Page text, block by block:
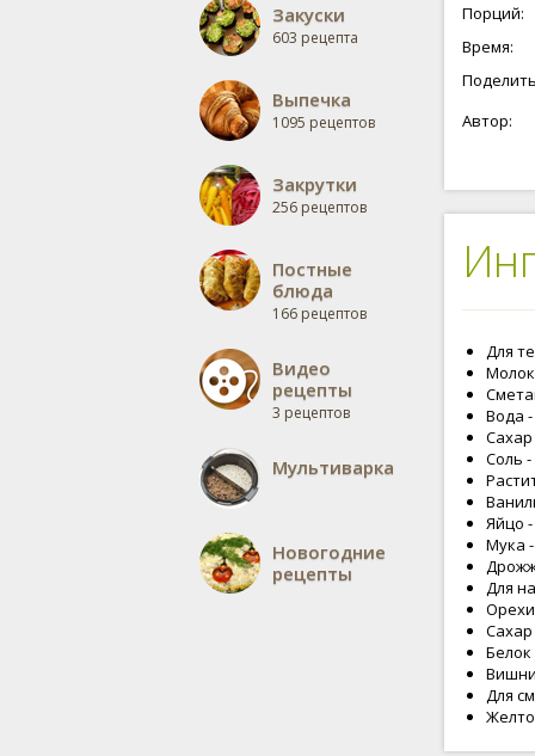
Закуски
603 рецепта
Выпечка
1095 рецептов
Закрутки
256 рецептов
Постные
блюда
166 рецептов
Видео
рецепты
3 рецептов
Мультиварка
Новогодние
рецепты
Порций:
Время:
Автор:
Для
Вода
Сахар
Соль -
Яйцо
Мука
Для
Орехи
Сахар
Белок
Для